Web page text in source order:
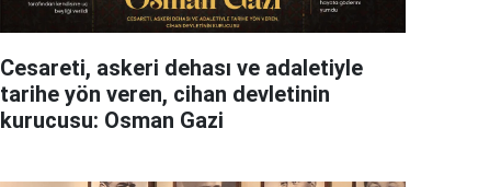
Cesareti, askeri dehası ve adaletiyle
tarihe yön veren, cihan devletinin
kurucusu: Osman Gazi